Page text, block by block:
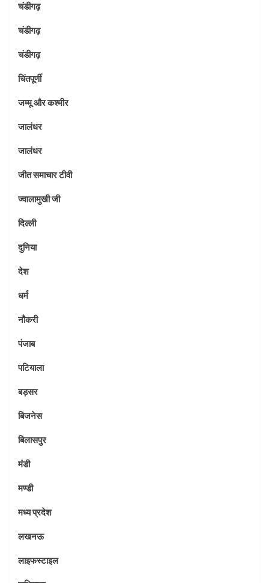
चंडीगढ़
चंडीगढ़
चंडीगढ़
चिंतपूर्णी
जम्मू और कश्मीर
जालंधर
जालंधर
जीत समाचार टीवी
ज्वालामुखी जी
दिल्ली
दुनिया
देश
धर्म
नौकरी
पंजाब
पटियाला
बड़सर
बिजनेस
बिलासपुर
मंडी
मण्डी
मध्य प्रदेश
लखनऊ
लाइफस्टाइल